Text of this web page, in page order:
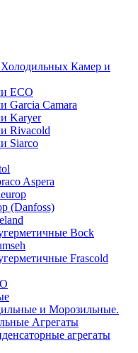
Холодильных Камер и
ECO
Garcia Camara
Karyer
Rivacold
Siarco
Aspera
(Danfoss)
Bock
Frascold
и Морозильные.
Агрегаты
агрегаты